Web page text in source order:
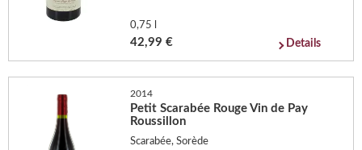
0,75 l
42,99 € Details
2014
Petit Scarabée Rouge Vin de Pay
Roussillon
Scarabée, Sorède